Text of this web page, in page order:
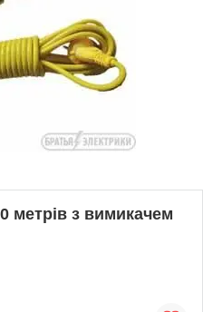
метрів з вимикачем